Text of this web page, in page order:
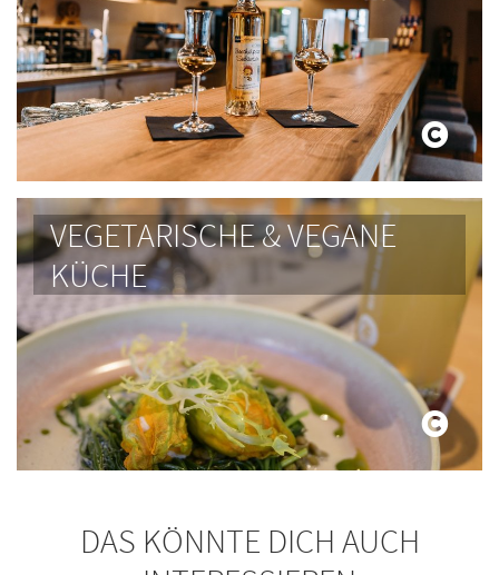
VEGETARISCHE & VEGANE
KÜCHE
DAS KÖNNTE DICH AUCH